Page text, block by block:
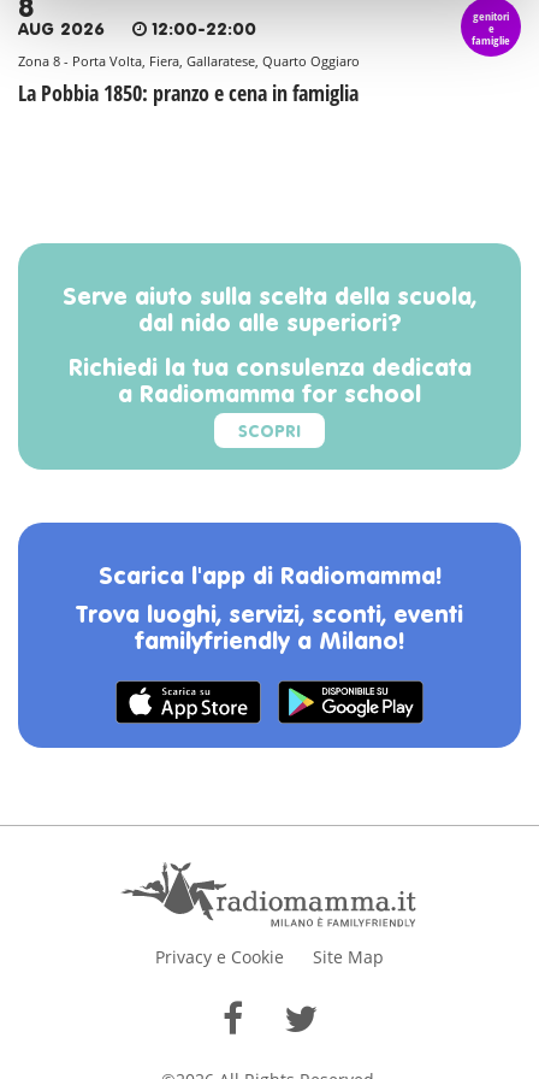
8
AUG 2026 12:00-22:00
Zona 8 - Porta Volta, Fiera, Gallaratese, Quarto Oggiaro
La Pobbia 1850: pranzo e cena in famiglia
genitori
e
famiglie
Serve aiuto sulla scelta della scuola,
dal nido alle superiori?
Richiedi la tua consulenza dedicata
a Radiomamma for school
SCOPRI
Scarica l'app di Radiomamma!
Trova luoghi, servizi, sconti, eventi
familyfriendly a Milano!
Privacy e Cookie Site Map